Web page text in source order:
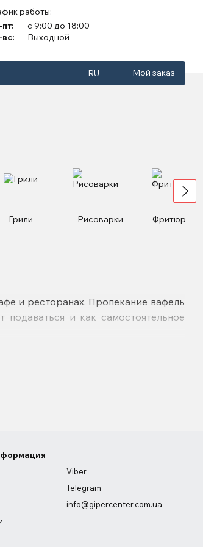
работы:
с 9:00 до 18:00
Выходной
RU Мой заказ
Грили Рисоварки
и ресторанах. Пропекание вафель
и как самостоятельное
Viber
Telegram
info@gipercenter.com.ua